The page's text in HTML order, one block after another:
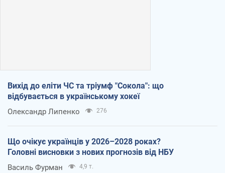
Вихід до еліти ЧС та тріумф "Сокола": що
відбувається в українському хокеї
Олександр Липенко 276
Що очікує українців у 2026–2028 роках?
Головні висновки з нових прогнозів від НБУ
Василь Фурман 4,9 т.